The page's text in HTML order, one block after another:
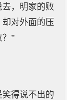
，明家的败
对外面的压
”
得说不出的